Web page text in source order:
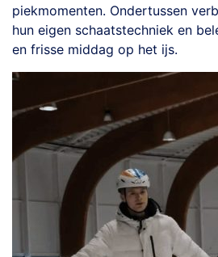
piekmomenten. Ondertussen
hun eigen schaatstechniek en
en frisse middag op het ijs.